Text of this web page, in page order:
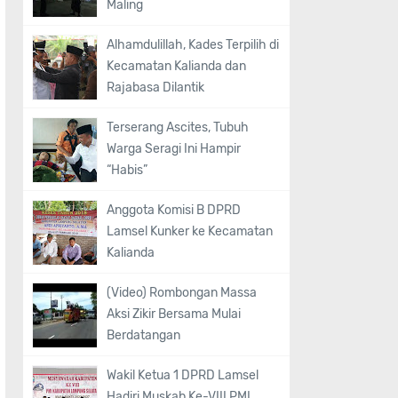
Maling
Alhamdulillah, Kades Terpilih di
Kecamatan Kalianda dan
Rajabasa Dilantik
Terserang Ascites, Tubuh
Warga Seragi Ini Hampir
“Habis”
Anggota Komisi B DPRD
Lamsel Kunker ke Kecamatan
Kalianda
(Video) Rombongan Massa
Aksi Zikir Bersama Mulai
Berdatangan
Wakil Ketua 1 DPRD Lamsel